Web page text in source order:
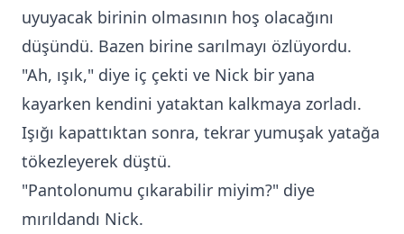
uyuyacak birinin olmasının hoş olacağını
düşündü. Bazen birine sarılmayı özlüyordu.
"Ah, ışık," diye iç çekti ve Nick bir yana
kayarken kendini yataktan kalkmaya zorladı.
Işığı kapattıktan sonra, tekrar yumuşak yatağa
tökezleyerek düştü.
"Pantolonumu çıkarabilir miyim?" diye
mırıldandı Nick.